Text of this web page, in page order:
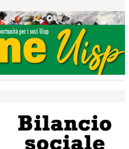
traccia il bilancio della stagione